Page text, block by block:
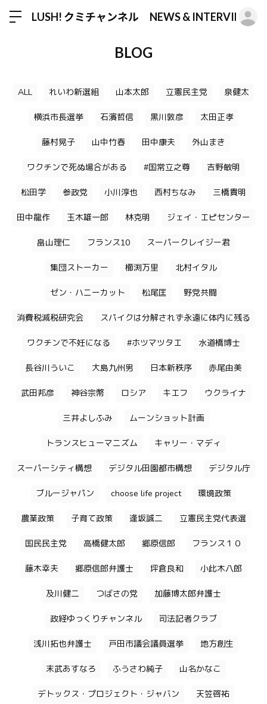
LUSH! クミチャンネル NEWS & INTERVIEW
BLOG
ALL れいわ新選組 山本太郎 立憲民主党 泉健太
横浜市長選挙 石濱哲信 黒川敦彦 太田正孝
藤村晃子 山中竹春 田中康夫 外山まき
ワクチンで死ぬ場合がある #国常立之尊 吉野敏明
松田学 参政党 小川淳也 西村ちなみ 三橋貴明
田中龍作 玉木雄一郎 林克明 ジェイ・エピセンター
畠山理仁 フランス10 スーパークレイジー君
集団ストーカー 櫛渕万里 北村イタル
ゼン・ハニーカット 松尾匡 野党共闘
消費税減税研究会 スパイクは分解されず永遠に体内に残る
ワクチンで不妊になる #ホツマツタエ 水道橋博士
長谷川ういこ 大島九州男 日本新秩序 赤尾由美
武田邦彦 神谷宗幣 ロシア キエフ ウクライナ
三井よしふみ ムーンショット計画
トランスヒューマニズム キャリー・マディ
スーパーシティ構想 デジタル田園都市構想 デジタル庁
ブルージャパン choose life project 環境政策
農業政策 子育て政策 逢坂誠二 立憲民主党代表選
国民民主党 高橋健太郎 郷原信郎 フランス１０
藤木幸夫 郷原信郎弁護士 坪倉良和 小此木八郎
及川健二 つばさの党 加藤博太郎弁護士
政経ゆっくりチャンネル 司法記者クラブ
浅川拓也弁護士 戸田市議会議員選挙 地方創生
末武あすなろ ふうさわ純子 山名かなこ
デトックス・プロジェクト・ジャバン 天笠啓祐